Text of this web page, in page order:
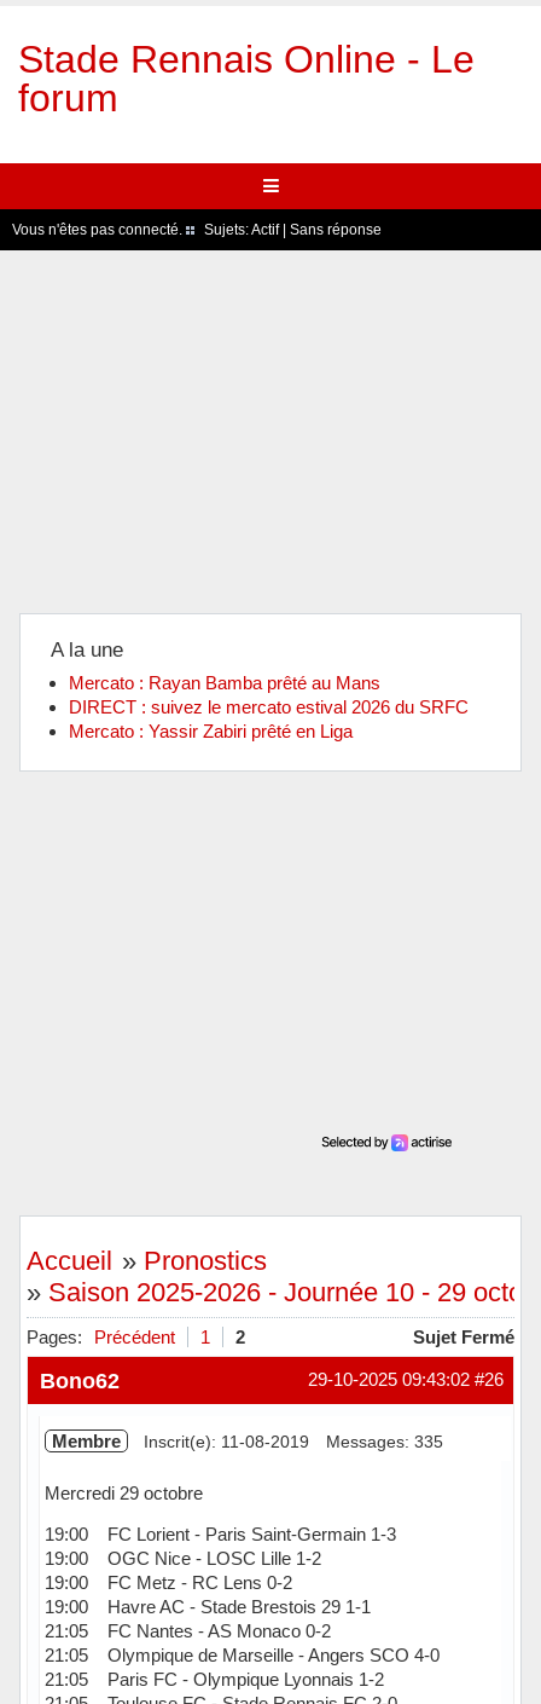
Stade Rennais Online - Le
forum
Vous n'êtes pas connecté. Sujets:Actif| Sans réponse
A la une
Mercato : Rayan Bamba prêté au Mans
DIRECT : suivez le mercato estival 2026 du SRFC
Mercato : Yassir Zabiri prêté en Liga
Accueil » Pronostics
» Saison 2025-2026 - Journée 10 - 29
Pages: Précédent 1 2 Sujet Fermé
#26
29-10-2025 09:43:02
Bono62
Membre Inscrit(e): 11-08-2019 Messages: 335
Mercredi 29 octobre
19:00 FC Lorient - Paris Saint-Germain 1-3
19:00 OGC Nice - LOSC Lille 1-2
19:00 FC Metz - RC Lens 0-2
19:00 Havre AC - Stade Brestois 29 1-1
21:05 FC Nantes - AS Monaco 0-2
21:05 Olympique de Marseille - Angers SCO 4-0
21:05 Paris FC - Olympique Lyonnais 1-2